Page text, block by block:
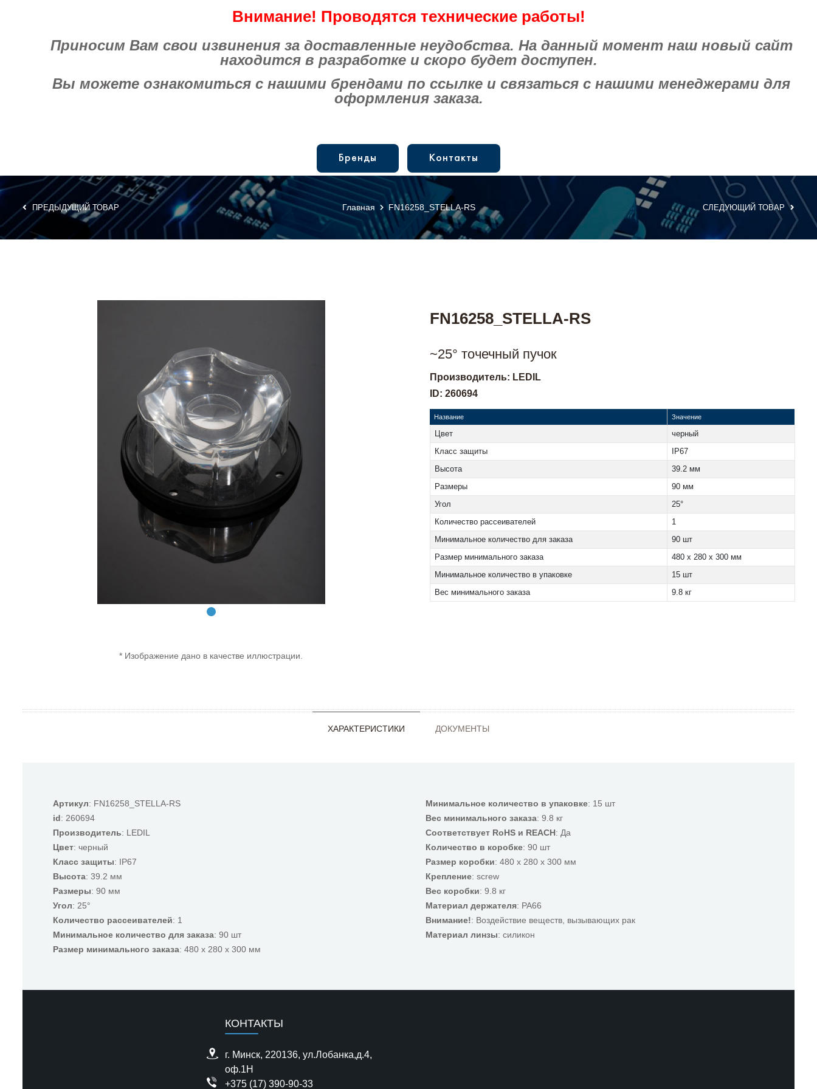
Внимание! Проводятся технические работы!
Приносим Вам свои извинения за доставленные неудобства. На данный момент наш новый сайт
находится в разработке и скоро будет доступен.
Вы можете ознакомиться с нашими брендами по ссылке и связаться с нашими менеджерами для
оформления заказа.
Бренды Контакты
ПРЕДЫДУЩИЙ ТОВАР СЛЕДУЮЩИЙ ТОВАР
Главная FN16258_STELLA-RS
* Изображение дано в качестве иллюстрации.
FN16258_STELLA-RS
~25° точечный пучок
Производитель: LEDIL
ID: 260694
Название Значение
Цвет
черный
Класс защиты
IP67
Высота
39.2 мм
Размеры
90 мм
Угол
25°
Количество рассеивателей
1
Минимальное количество для заказа
90 шт
Размер минимального заказа
480 x 280 x 300 мм
Минимальное количество в упаковке
15 шт
Вес минимального заказа
9.8 кг
ХАРАКТЕРИСТИКИ ДОКУМЕНТЫ
Артикул: FN16258_STELLA-RS
id: 260694
Производитель: LEDIL
Цвет: черный
Класс защиты: IP67
Высота: 39.2 мм
Размеры: 90 мм
Угол: 25°
Количество рассеивателей: 1
Минимальное количество для заказа: 90 шт
Размер минимального заказа: 480 x 280 x 300 мм
Минимальное количество в упаковке: 15 шт
Вес минимального заказа: 9.8 кг
Соответствует RoHS и REACH: Да
Количество в коробке: 90 шт
Размер коробки: 480 x 280 x 300 мм
Крепление: screw
Вес коробки: 9.8 кг
Материал держателя: PA66
Внимание!: Воздействие веществ, вызывающих рак
Материал линзы: силикон
КОНТАКТЫ
г. Минск, 220136, ул.Лобанка,д.4,
оф.1H
+375 (17) 390-90-33